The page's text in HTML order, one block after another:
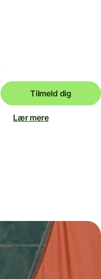
Tilmeld dig
Lær mere